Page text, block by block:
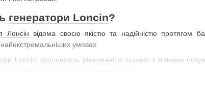
генератори Loncin?
Лонсін відома своєю якістю та надійністю протягом
умовах.
Loncin пропонують різноманітні моделі з різними